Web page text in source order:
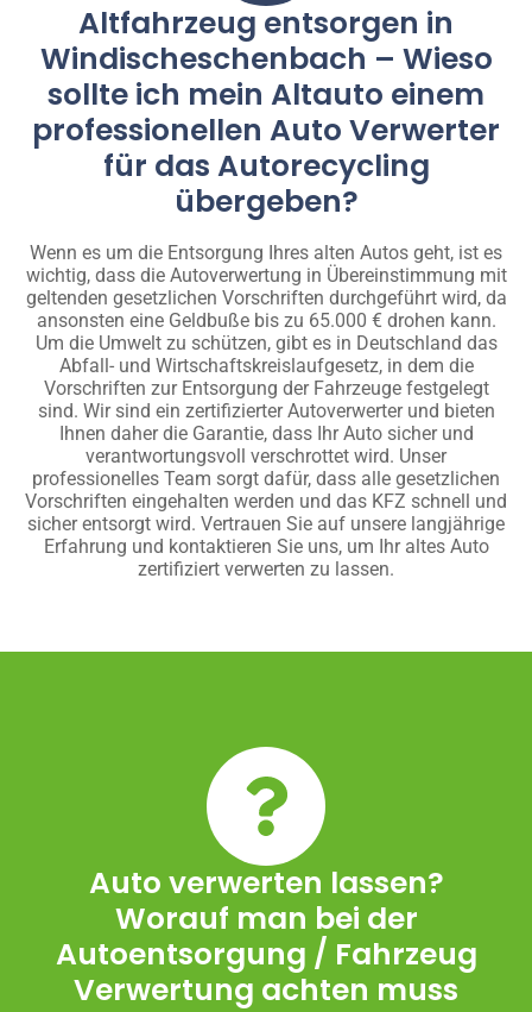
Altfahrzeug entsorgen in
Windischeschenbach – Wieso
sollte ich mein Altauto einem
professionellen Auto Verwerter
für das Autorecycling
übergeben?
Wenn es um die Entsorgung Ihres alten Autos geht, ist es
wichtig, dass die Autoverwertung in Übereinstimmung mit
geltenden gesetzlichen Vorschriften durchgeführt wird, da
ansonsten eine Geldbuße bis zu 65.000 € drohen kann.
Um die Umwelt zu schützen, gibt es in Deutschland das
Abfall- und Wirtschaftskreislaufgesetz, in dem die
Vorschriften zur Entsorgung der Fahrzeuge festgelegt
sind. Wir sind ein zertifizierter Autoverwerter und bieten
Ihnen daher die Garantie, dass Ihr Auto sicher und
verantwortungsvoll verschrottet wird. Unser
professionelles Team sorgt dafür, dass alle gesetzlichen
Vorschriften eingehalten werden und das KFZ schnell und
sicher entsorgt wird. Vertrauen Sie auf unsere langjährige
Erfahrung und kontaktieren Sie uns, um Ihr altes Auto
zertifiziert verwerten zu lassen.
Auto verwerten lassen?
Worauf man bei der
Autoentsorgung / Fahrzeug
Verwertung achten muss